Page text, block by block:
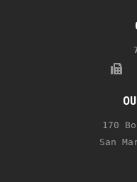
170
San